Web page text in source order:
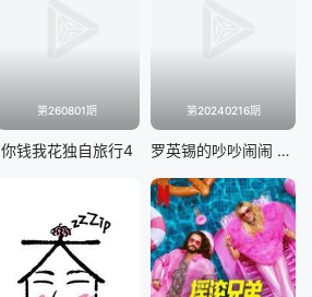
第260801期
你钱我花独自旅行4
第20240216期
罗英锡的吵吵闹闹 蹦蹦地球游戏厅篇